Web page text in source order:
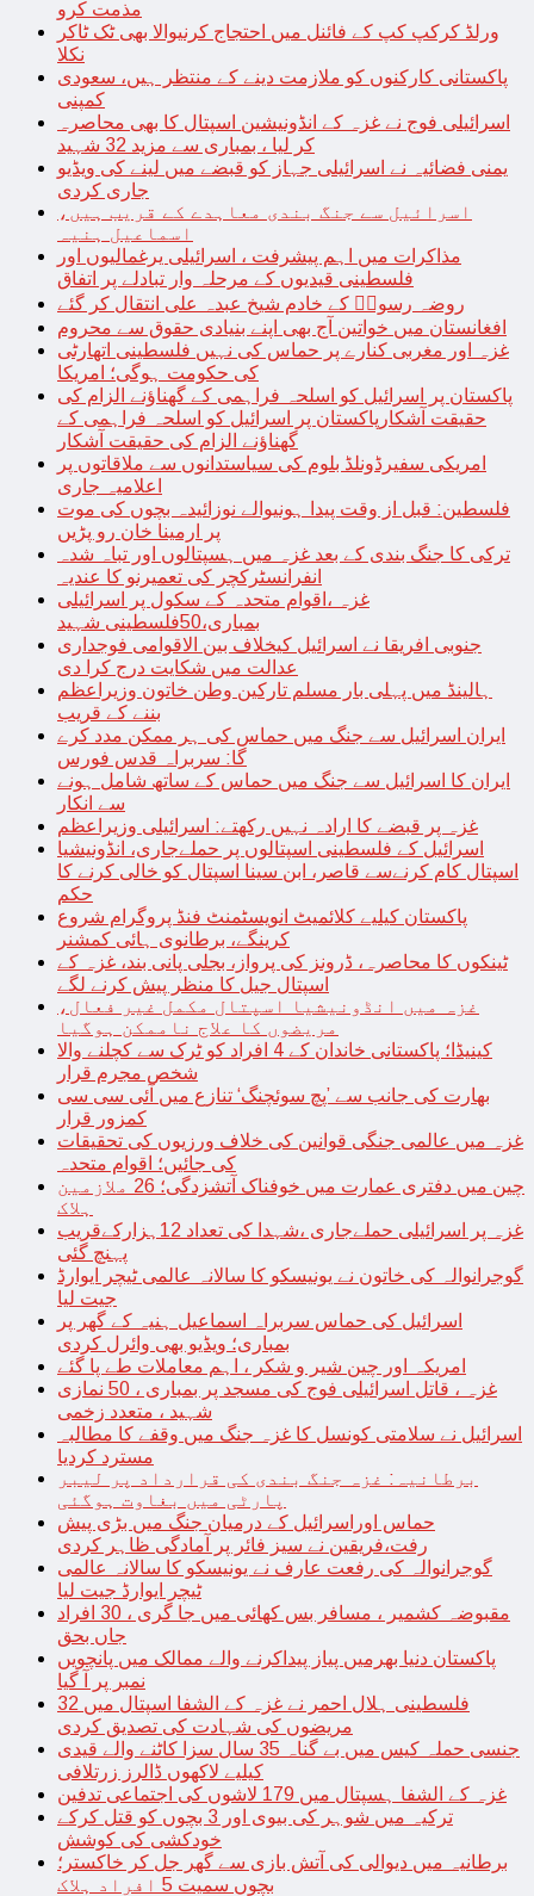
مذمت کرو
ورلڈ کرکپ کپ کے فائنل میں احتجاج کرنیوالا بھی ٹک ٹاکر
نکلا
پاکستانی کارکنوں کو ملازمت دینے کے منتظر ہیں، سعودی
کمپنی
اسرائیلی فوج نے غزہ کے انڈونیشین اسپتال کا بھی محاصرہ
کر لیا ، بمباری سے مزید 32 شہید
یمنی فضائیہ نے اسرائیلی جہاز کو قبضے میں لینے کی ویڈیو
جاری کردی
اسرائیل سے جنگ بندی معاہدے کے قریب ہیں،
اسماعیل ہنیہ
مذاکرات میں اہم پیشرفت ، اسرائیلی یرغمالیوں اور
فلسطینی قیدیوں کے مرحلہ وار تبادلے پر اتفاق
روضہ رسولؐ کے خادم شیخ عبدہ علی انتقال کر گئے
افغانستان میں خواتین آج بھی اپنے بنیادی حقوق سے محروم
غزہ اور مغربی کنارے پر حماس کی نہیں فلسطینی اتھارٹی
کی حکومت ہوگی؛ امریکا
پاکستان پر اسرائیل کو اسلحہ فراہمی کے گھناؤنے الزام کی
حقیقت آشکارپاکستان پر اسرائیل کو اسلحہ فراہمی کے
گھناؤنے الزام کی حقیقت آشکار
امریکی سفیرڈونلڈ بلوم کی سیاستدانوں سے ملاقاتوں پر
اعلامیہ جاری
فلسطین: قبل از وقت پیدا ہونیوالے نوزائیدہ بچوں کی موت
پر ارمینا خان رو پڑیں
ترکی کا جنگ بندی کے بعد غزہ میں ہسپتالوں اور تباہ شدہ
انفرانسٹرکچر کی تعمیرنو کا عندیہ
غزہ ،اقوام متحدہ کے سکول پر اسرائیلی
بمباری،50فلسطینی شہید
جنوبی افریقا نے اسرائیل کیخلاف بین الاقوامی فوجداری
عدالت میں شکایت درج کرا دی
ہالینڈ میں پہلی بار مسلم تارکین وطن خاتون وزیراعظم
بننے کے قریب
ایران اسرائیل سے جنگ میں حماس کی ہر ممکن مدد کرے
گا: سربراہ قدس فورس
ایران کا اسرائیل سے جنگ میں حماس کے ساتھ شامل ہونے
سے انکار
غزہ پر قبضے کا ارادہ نہیں رکھتے: اسرائیلی وزیراعظم
اسرائیل کے فلسطینی اسپتالوں پر حملےجاری، انڈونیشیا
اسپتال کام کرنےسے قاصر، ابن سینا اسپتال کو خالی کرنے کا
حکم
پاکستان کیلیے کلائمیٹ انویسٹمنٹ فنڈ پروگرام شروع
کرینگے، برطانوی ہائی کمشنر
ٹینکوں کا محاصرہ، ڈرونز کی پرواز، بجلی پانی بند، غزہ کے
اسپتال جیل کا منظر پیش کرنے لگے
غزہ میں انڈونیشیا اسپتال مکمل غیر فعال،
مریضوں کا علاج ناممکن ہوگیا
کینیڈا؛ پاکستانی خاندان کے 4 افراد کو ٹرک سے کچلنے والا
شخص مجرم قرار
بھارت کی جانب سے ’پچ سوئچنگ‘ تنازع میں آئی سی سی
کمزور قرار
غزہ میں عالمی جنگی قوانین کی خلاف ورزیوں کی تحقیقات
کی جائیں؛ اقوام متحدہ
چین میں دفتری عمارت میں خوفناک آتشزدگی؛ 26 ملازمین
ہلاک
غزہ پر اسرائیلی حملےجاری ،شہدا کی تعداد 12ہزارکےقریب
پہنچ گئی
گوجرانوالہ کی خاتون نے یونیسکو کا سالانہ عالمی ٹیچر ایوارڈ
جیت لیا
اسرائیل کی حماس سربراہ اسماعیل ہنیہ کے گھر پر
بمباری؛ ویڈیو بھی وائرل کردی
امریکہ اور چین شیر و شکر ، اہم معاملات طے پا گئے
غزہ ، قاتل اسرائیلی فوج کی مسجد پر بمباری ، 50 نمازی
شہید ، متعدد زخمی
اسرائیل نے سلامتی کونسل کا غزہ جنگ میں وقفے کا مطالبہ
مسترد کردیا
برطانیہ: غزہ جنگ بندی کی قرارداد پر لیبر
پارٹی میں بغاوت ہوگئی
حماس اوراسرائیل کے درمیان جنگ میں بڑی پیش
رفت،فریقین نے سیز فائر پر آمادگی ظاہر کردی
گوجرانوالہ کی رفعت عارف نے یونیسکو کا سالانہ عالمی
ٹیچر ایوارڈ جیت لیا
مقبوضہ کشمیر ، مسافر بس کھائی میں جا گری ، 30 افراد
جاں بحق
پاکستان دنیا بھرمیں پیاز پیداکرنے والے ممالک میں پانچویں
نمبر پر آ گیا
فلسطینی ہلال احمر نے غزہ کے الشفا اسپتال میں 32
مریضوں کی شہادت کی تصدیق کردی
جنسی حملہ کیس میں بے گناہ 35 سال سزا کاٹنے والے قیدی
کیلیے لاکھوں ڈالرز زرتلافی
غزہ کے الشفا ہسپتال میں 179 لاشوں کی اجتماعی تدفین
ترکیہ میں شوہر کی بیوی اور 3 بچوں کو قتل کرکے
خودکشی کی کوشش
برطانیہ میں دیوالی کی آتش بازی سے گھر جل کر خاکستر؛
بچوں سمیت 5 افراد ہلاک